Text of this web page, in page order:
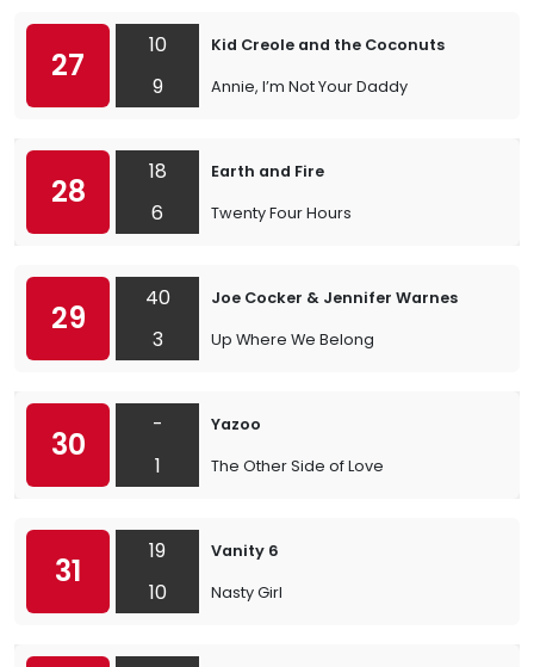
27
10
9
Kid Creole and the Coconuts
Annie, I’m Not Your Daddy
28
18
6
Earth and Fire
Twenty Four Hours
29
40
3
Joe Cocker & Jennifer Warnes
Up Where We Belong
30
-
1
Yazoo
The Other Side of Love
31
19
10
Vanity 6
Nasty Girl